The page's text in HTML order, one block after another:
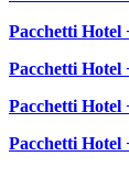
Pacchetti Hotel
Pacchetti Hotel
Pacchetti Hotel
Pacchetti Hotel